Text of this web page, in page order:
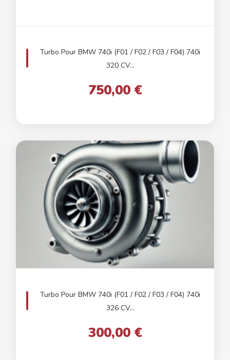
Turbo Pour BMW 740i (F01 / F02 / F03 / F04) 740i
320 CV...
750,00 €
Turbo Pour BMW 740i (F01 / F02 / F03 / F04) 740i
326 CV...
300,00 €